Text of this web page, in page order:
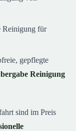
Reinigung für
gepflegte
Reinigung
sind im Preis